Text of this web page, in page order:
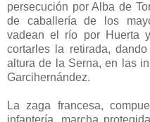
persecución por Alba de
de caballería de los
vadean el río por Huerta
cortarles la retirada,
altura de la Serna, en las
Garcihernández.
La zaga francesa,